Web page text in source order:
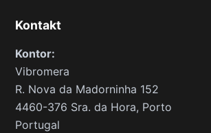
Kontakt
Kontor:
Vibromera
R. Nova da Madorninha 152
4460-376 Sra. da Hora, Porto
Portugal